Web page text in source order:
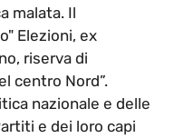
malata. Il
Elezioni, ex
riserva di
centro Nord”.
nazionale e delle
e dei loro capi